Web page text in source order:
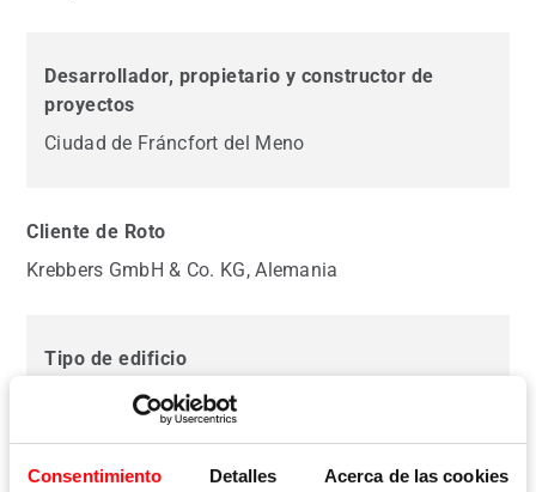
Consentimiento Detalles Acerca de las cookies
Desarrollador, propietario y constructor de
proyectos
Ciudad de Fráncfort del Meno
Cliente de Roto
Krebbers GmbH & Co. KG, Alemania
Tipo de edificio
Finalización (Reforma)